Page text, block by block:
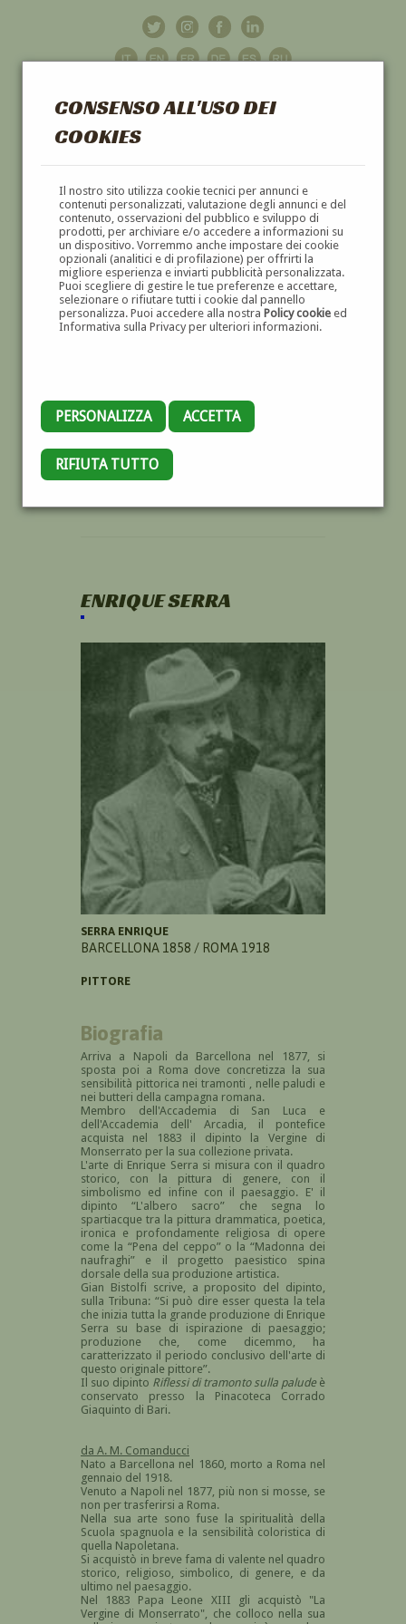
CONSENSO ALL'USO DEI
COOKIES
Il nostro sito utilizza cookie tecnici per annunci e
contenuti personalizzati, valutazione degli annunci e del
contenuto, osservazioni del pubblico e sviluppo di
prodotti, per archiviare e/o accedere a informazioni su
un dispositivo. Vorremmo anche impostare dei cookie
opzionali (analitici e di profilazione) per offrirti la
migliore esperienza e inviarti pubblicità personalizzata.
Puoi scegliere di gestire le tue preferenze e accettare,
selezionare o rifiutare tutti i cookie dal pannello
personalizza. Puoi accedere alla nostra Policy cookieed
Informativa sulla Privacy per ulteriori informazioni.
PERSONALIZZA ACCETTA
RIFIUTA TUTTO
GALLERIAD'ARTE
DIPINTI E SCULTURE '800 E '900
ENRIQUE SERRA
SERRA ENRIQUE
BARCELLONA 1858 / ROMA 1918
PITTORE
Biografia
Arriva a Napoli da Barcellona nel 1877, si
sposta poi a Roma dove concretizza la sua
sensibilità pittorica nei tramonti , nelle paludi e
nei butteri della campagna romana.
Membro dell'Accademia di San Luca e
dell'Accademia dell' Arcadia, il pontefice
acquista nel 1883 il dipinto la Vergine di
Monserrato per la sua collezione privata.
L'arte di Enrique Serra si misura con il quadro
storico, con la pittura di genere, con il
simbolismo ed infine con il paesaggio. E' il
dipinto “L'albero sacro” che segna lo
spartiacque tra la pittura drammatica, poetica,
ironica e profondamente religiosa di opere
come la “Pena del ceppo” o la “Madonna dei
naufraghi” e il progetto paesistico spina
dorsale della sua produzione artistica.
Gian Bistolfi scrive, a proposito del dipinto,
sulla Tribuna: “Si può dire esser questa la tela
che inizia tutta la grande produzione di Enrique
Serra su base di ispirazione di paesaggio;
produzione che, come dicemmo, ha
caratterizzato il periodo conclusivo dell'arte di
questo originale pittore”.
Il suo dipinto Riflessi di tramonto sulla palude è
conservato presso la Pinacoteca Corrado
Giaquinto di Bari.
da A. M. Comanducci
Nato a Barcellona nel 1860, morto a Roma nel
gennaio del 1918.
Venuto a Napoli nel 1877, più non si mosse, se
non per trasferirsi a Roma.
Nella sua arte sono fuse la spiritualità della
Scuola spagnuola e la sensibilità coloristica di
quella Napoletana.
Si acquistò in breve fama di valente nel quadro
storico, religioso, simbolico, di genere, e da
ultimo nel paesaggio.
Nel 1883 Papa Leone XIII gli acquistò "La
Vergine di Monserrato", che colloco nella sua